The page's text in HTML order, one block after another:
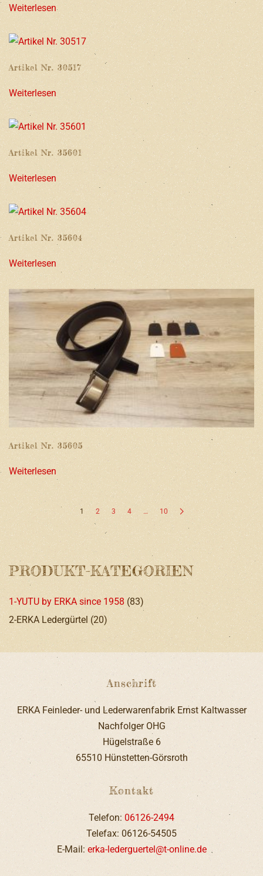
Weiterlesen
Artikel Nr. 30517
Weiterlesen
Artikel Nr. 35601
Weiterlesen
Artikel Nr. 35604
Weiterlesen
Artikel Nr. 35605
Weiterlesen
1 2 3 4 … 10
PRODUKT-KATEGORIEN
1-YUTU by ERKA since 1958 (83)
2-ERKA Ledergürtel (20)
Anschrift
ERKA Feinleder- und Lederwarenfabrik Ernst Kaltwasser
Nachfolger OHG
Hügelstraße 6
65510 Hünstetten-Görsroth
Kontakt
Telefon: 06126-2494
Telefax: 06126-54505
E-Mail:erka-lederguertel@t-online.de